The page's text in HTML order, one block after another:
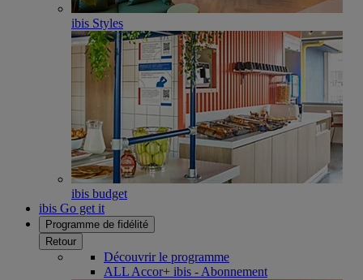
ibis Styles
ibis budget
ibis Go get it
Programme de fidélité
Retour
Découvrir le programme
ALL Accor+ ibis - Abonnement